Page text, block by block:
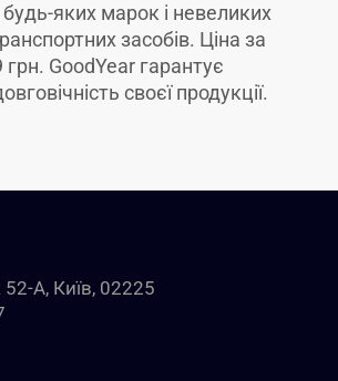
яких марок і невеликих
засобів. Ціна за
GoodYear гарантує
своєї продукції.
А, Київ, 02225